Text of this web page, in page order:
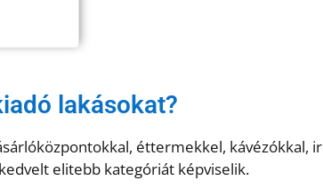
lakásokat?
éttermekkel, kávézókkal,
elitebb kategóriát képviselik.